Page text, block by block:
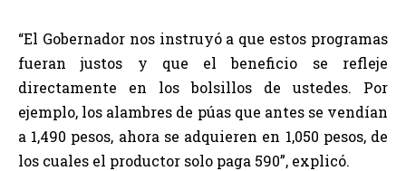
“El Gobernador nos instruyó a que estos programas
fueran justos y que el beneficio se refleje
directamente en los bolsillos de ustedes. Por
ejemplo, los alambres de púas que antes se vendían
a 1,490 pesos, ahora se adquieren en 1,050 pesos, de
los cuales el productor solo paga 590”, explicó.